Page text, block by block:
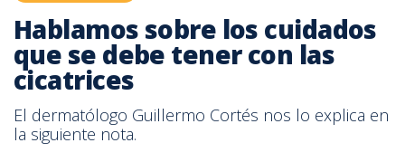
Hablamos sobre los cuidados
que se debe tener con las
cicatrices
El dermatólogo Guillermo Cortés nos lo explica en
la siguiente nota.